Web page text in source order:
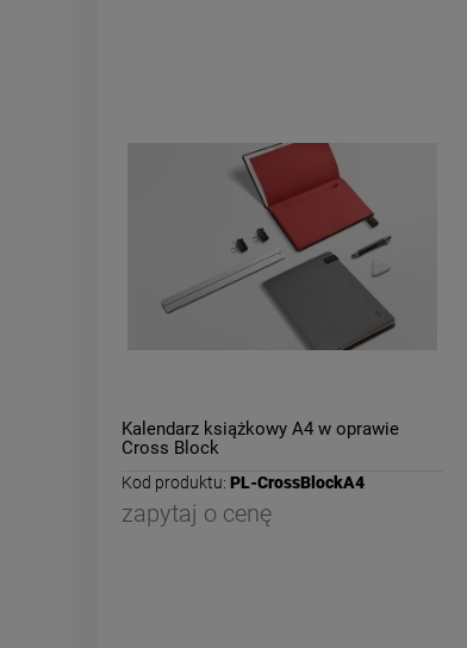
Kalendarz książkowy A4 w oprawie
Cross Block
Kod produktu: PL-CrossBlockA4
zapytaj o cenę